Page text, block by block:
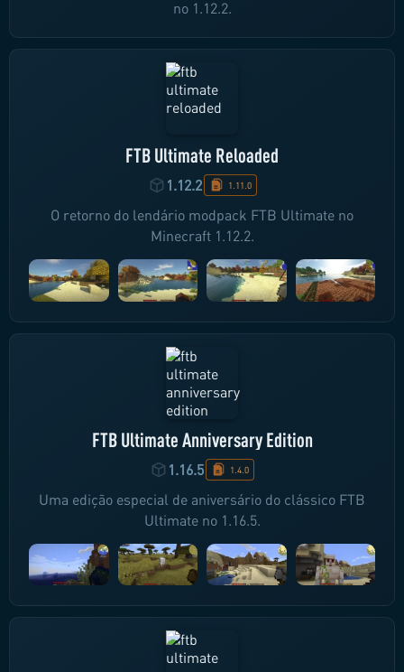
no 1.12.2.
FTB Ultimate Reloaded
1.12.2 1.11.0
O retorno do lendário modpack FTB Ultimate no
Minecraft 1.12.2.
FTB Ultimate Anniversary Edition
1.16.5 1.4.0
Uma edição especial de aniversário do clássico FTB
Ultimate no 1.16.5.